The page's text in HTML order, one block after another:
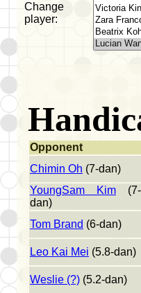
Change
player:
Opponent
Chimin Oh (7-dan)
YoungSam Kim (7-
dan)
Tom Brand (6-dan)
Leo Kai Mei (5.8-dan)
Weslie (?) (5.2-dan)